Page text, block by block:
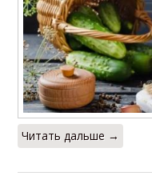
Читать дальше →